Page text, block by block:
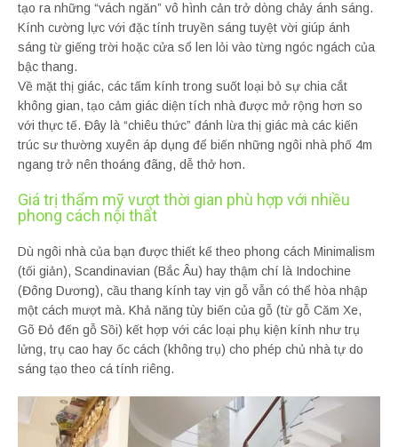
tạo ra những “vách ngăn” vô hình cản trở dòng chảy ánh sáng.
Kính cường lực với đặc tính truyền sáng tuyệt vời giúp ánh
sáng từ giếng trời hoặc cửa sổ len lỏi vào từng ngóc ngách của
bậc thang.
Về mặt thị giác, các tấm kính trong suốt loại bỏ sự chia cắt
không gian, tạo cảm giác diện tích nhà được mở rộng hơn so
với thực tế. Đây là “chiêu thức” đánh lừa thị giác mà các kiến
trúc sư thường xuyên áp dụng để biến những ngôi nhà phố 4m
ngang trở nên thoáng đãng, dễ thở hơn.
Giá trị thẩm mỹ vượt thời gian phù hợp với nhiều
phong cách nội thất
Dù ngôi nhà của bạn được thiết kế theo phong cách Minimalism
(tối giản), Scandinavian (Bắc Âu) hay thậm chí là Indochine
(Đông Dương), cầu thang kính tay vịn gỗ vẫn có thể hòa nhập
một cách mượt mà. Khả năng tùy biến của gỗ (từ gỗ Căm Xe,
Gõ Đỏ đến gỗ Sồi) kết hợp với các loại phụ kiện kính như trụ
lửng, trụ cao hay ốc cách (không trụ) cho phép chủ nhà tự do
sáng tạo theo cá tính riêng.